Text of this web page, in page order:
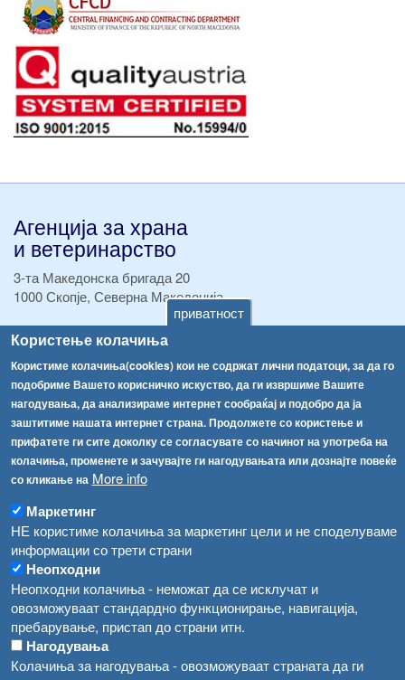
приватност
Користење колачиња
Користиме колачиња(cookies) кои не содржат лични податоци, за да го
подобриме Вашето корисничко искуство, да ги извршиме Вашите
нагодувања, да анализираме интернет сообраќај и подобро да ја
заштитиме нашата интернет страна. Продолжете со користење и
прифатете ги сите доколку се согласувате со начинот на употреба на
колачиња, променете и зачувајте ги нагодувањата или дознајте повеќе
со кликање на More info
Маркетинг
НЕ користиме колачиња за маркетинг цели и не споделуваме
информации со трети страни
Неопходни
Неопходни колачиња - неможат да се исклучат и
овозможуваат стандардно функционирање, навигација,
пребарување, пристап до страни итн.
Нагодувања
Колачиња за нагодувања - овозможуваат страната да ги
Агенција за храна
и ветеринарство
3-та Македонска бригада 20
1000 Скопје, Северна Македонија
ТЕЛ:+389 2 2457 895
ТЕЛ:
Факс:+389 2 2457 893
Факс:+389 2 2457 871
info@fva.gov.mk
[АХВ-претходна страна]
Соопштенија
Високите температури ризик од труење со храна, опасни се и за животните
Водата во Гостивар може да се користи како техничка, продолжува испораката на флаширана вода
Во Гостивар спроведени 70 вонредни контроли
Забраната за водата во Гостивар останува на сила, операторите да користат само технички безбедна вода
Навигација
Регистри
Обрасци
Забрани
Огласи